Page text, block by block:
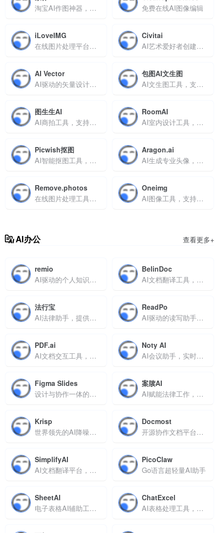
淘宝AI作图神器，一键生成虚拟试衣与专业商品图 免费在线AI图像编辑
iLoveIMG
在线图片处理平台，支持批量转换压缩与编辑
Civitai
AI艺术爱好者创建的开源平台，旨在为创作者提供模型共享
AI Vector
AI驱动的矢量设计平台，支持零代码生成
包图AI文生图
AI文生图工具，支持60 + 风格生成，3分钟出图且提供商用版权
图生生AI
AI商拍工具，支持商品图生成、模特换脸与智能修图，助力电商降本增效
RoomAI
AI室内设计工具，上传照片生成改造方案，支持材质实时替换
Picwish抠图
AI智能抠图工具，支持发丝级处理与批量图像优化
Aragon.ai
AI生成专业头像，支持自定义背景与服装
Remove.photos
在线图片处理工具，支持背景去除与瑕疵修复
Oneimg
AI图像工具，支持文字转图、抠图与修复，适用于多场景设计
AI办公 查看更多+
remio
AI驱动的个人知识管理工具，智能笔记
BelinDoc
AI文档翻译工具，支持多格式互译与排版保留
法行宝
AI法律助手，提供全天候咨询与文书生成服务
ReadPo
AI驱动的读写助手，支持主题聚合与全流程内容创作
PDF.ai
AI文档交互工具，支持智能问答、多格式处理与来源追溯
Noty AI
AI会议助手，实时转录会议并生成任务与摘要
Figma Slides
设计与协作一体的在线幻灯片工具，支持原型嵌入
案牍AI
AI赋能法律工作，智能审查合同与尽职调查
Krisp
世界领先的AI降噪应用
Docmost
开源协作文档平台，支持实时编辑与知识管理
SimplifyAI
AI文档翻译平台，支持多格式排版保留与术语管理
PicoClaw
Go语言超轻量AI助手
SheetAI
电子表格AI辅助工具，支持公式生成与文本智能处理
ChatExcel
AI表格处理工具，用自然语言实现数据运算与可视化